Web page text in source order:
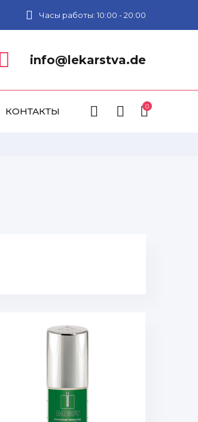
Часы работы: 10:00 - 20:00
info@lekarstva.de
КОНТАКТЫ 0